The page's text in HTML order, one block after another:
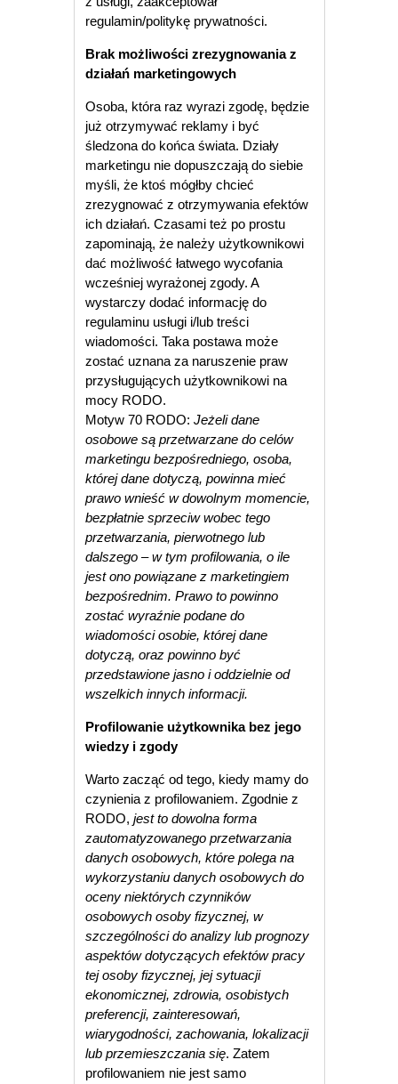
regulamin/politykę prywatności.
Brak możliwości zrezygnowania z
działań marketingowych
Osoba, która raz wyrazi zgodę, będzie
już otrzymywać reklamy i być
śledzona do końca świata. Działy
marketingu nie dopuszczają do siebie
myśli, że ktoś mógłby chcieć
zrezygnować z otrzymywania efektów
ich działań. Czasami też po prostu
zapominają, że należy użytkownikowi
dać możliwość łatwego wycofania
wcześniej wyrażonej zgody. A
wystarczy dodać informację do
regulaminu usługi i/lub treści
wiadomości. Taka postawa może
zostać uznana za naruszenie praw
przysługujących użytkownikowi na
mocy RODO.
Motyw 70 RODO:Jeżeli dane
osobowe są przetwarzane do celów
marketingu bezpośredniego, osoba,
której dane dotyczą, powinna mieć
prawo wnieść w dowolnym momencie,
bezpłatnie sprzeciw wobec tego
przetwarzania, pierwotnego lub
dalszego – w tym profilowania, o ile
jest ono powiązane z marketingiem
bezpośrednim. Prawo to powinno
zostać wyraźnie podane do
wiadomości osobie, której dane
dotyczą, oraz powinno być
przedstawione jasno i oddzielnie od
wszelkich innych informacji.
Profilowanie użytkownika bez jego
wiedzy i zgody
Warto zacząć od tego, kiedy mamy do
czynienia z profilowaniem. Zgodnie z
RODO, jest to dowolna forma
zautomatyzowanego przetwarzania
danych osobowych, które polega na
wykorzystaniu danych osobowych do
oceny niektórych czynników
osobowych osoby fizycznej, w
szczególności do analizy lub prognozy
aspektów dotyczących efektów pracy
tej osoby fizycznej, jej sytuacji
ekonomicznej, zdrowia, osobistych
preferencji, zainteresowań,
wiarygodności, zachowania, lokalizacji
lub przemieszczania się. Zatem
profilowaniem nie jest samo